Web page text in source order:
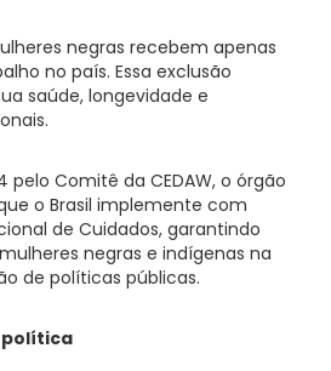
negras recebem apenas
no país. Essa exclusão
saúde, longevidade e
pelo Comitê da CEDAW, o órgão
o Brasil implemente com
de Cuidados, garantindo
negras e indígenas na
de políticas públicas.
política